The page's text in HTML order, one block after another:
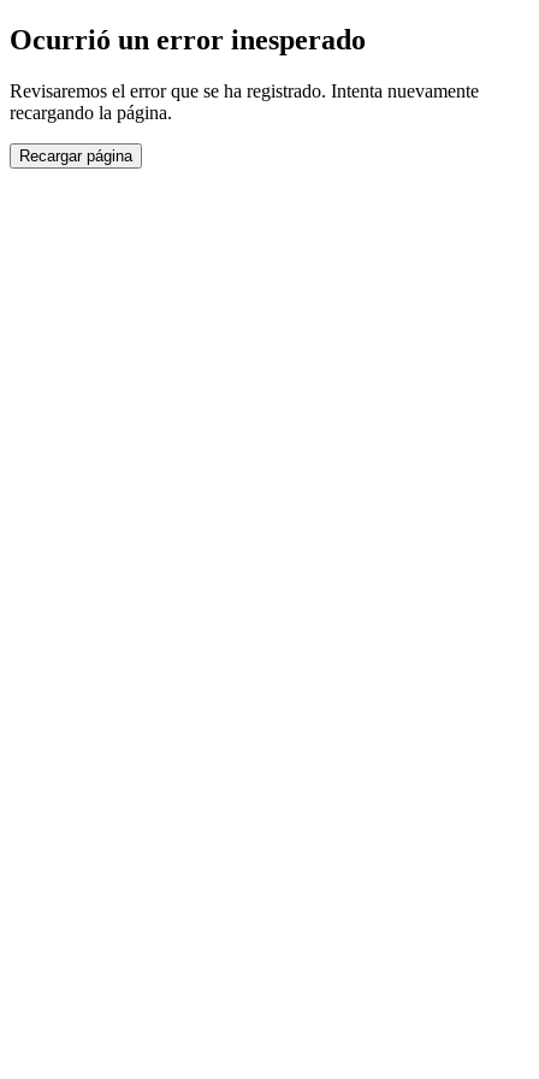
Ocurrió un error inesperado
Revisaremos el error que se ha registrado. Intenta nuevamente
recargando la página.
Recargar página